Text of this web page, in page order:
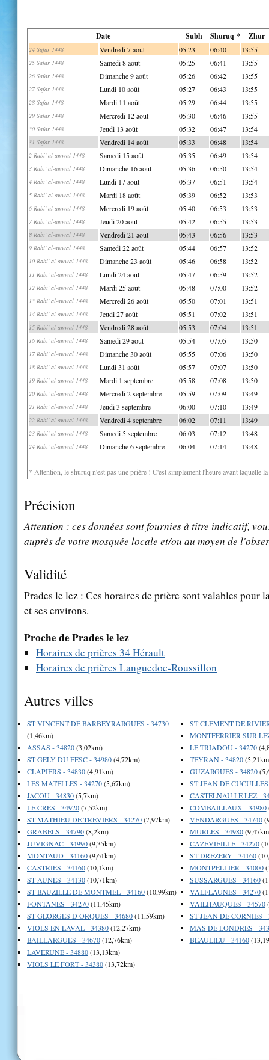
Date Subh Shuruq * Zhur
24 Safar 1448 Vendredi 7 août 05:23 06:40 13:55
25 Safar 1448 Samedi 8 août 05:25 06:41 13:55
26 Safar 1448 Dimanche 9 août 05:26 06:42 13:55
27 Safar 1448 Lundi 10 août 05:27 06:43 13:55
28 Safar 1448 Mardi 11 août 05:29 06:44 13:55
29 Safar 1448 Mercredi 12 août 05:30 06:46 13:55
30 Safar 1448 Jeudi 13 août 05:32 06:47 13:54
31 Safar 1448 Vendredi 14 août 05:33 06:48 13:54
2 Rabi' al-awwal 1448 Samedi 15 août 05:35 06:49 13:54
3 Rabi' al-awwal 1448 Dimanche 16 août 05:36 06:50 13:54
4 Rabi' al-awwal 1448 Lundi 17 août 05:37 06:51 13:54
5 Rabi' al-awwal 1448 Mardi 18 août 05:39 06:52 13:53
6 Rabi' al-awwal 1448 Mercredi 19 août 05:40 06:53 13:53
7 Rabi' al-awwal 1448 Jeudi 20 août 05:42 06:55 13:53
8 Rabi' al-awwal 1448 Vendredi 21 août 05:43 06:56 13:53
9 Rabi' al-awwal 1448 Samedi 22 août 05:44 06:57 13:52
10 Rabi' al-awwal 1448 Dimanche 23 août 05:46 06:58 13:52
11 Rabi' al-awwal 1448 Lundi 24 août 05:47 06:59 13:52
12 Rabi' al-awwal 1448 Mardi 25 août 05:48 07:00 13:52
13 Rabi' al-awwal 1448 Mercredi 26 août 05:50 07:01 13:51
14 Rabi' al-awwal 1448 Jeudi 27 août 05:51 07:02 13:51
15 Rabi' al-awwal 1448 Vendredi 28 août 05:53 07:04 13:51
16 Rabi' al-awwal 1448 Samedi 29 août 05:54 07:05 13:50
17 Rabi' al-awwal 1448 Dimanche 30 août 05:55 07:06 13:50
18 Rabi' al-awwal 1448 Lundi 31 août 05:57 07:07 13:50
19 Rabi' al-awwal 1448 Mardi 1 septembre 05:58 07:08 13:50
20 Rabi' al-awwal 1448 Mercredi 2 septembre 05:59 07:09 13:49
21 Rabi' al-awwal 1448 Jeudi 3 septembre 06:00 07:10 13:49
22 Rabi' al-awwal 1448 Vendredi 4 septembre 06:02 07:11 13:49
23 Rabi' al-awwal 1448 Samedi 5 septembre 06:03 07:12 13:48
24 Rabi' al-awwal 1448 Dimanche 6 septembre 06:04 07:14 13:48
* Attention, le shuruq n'est pas une prière ! C'est simplement l'heure avant laquelle
Précision
Attention : ces données sont fournies à titre indicatif,
auprès de votre mosquée locale et/ou au moyen de
Validité
Prades le lez : Ces horaires de prière sont valables pour
et ses environs.
Proche de Prades le lez
Horaires de prières 34 Hérault
Horaires de prières Languedoc-Roussillon
Autres villes
ST VINCENT DE BARBEYRARGUES - 34730
(1,46km)
ASSAS - 34820(3,02km)
ST GELY DU FESC - 34980(4,72km)
CLAPIERS - 34830(4,91km)
LES MATELLES - 34270(5,67km)
JACOU - 34830(5,7km)
LE CRES - 34920(7,52km)
ST MATHIEU DE TREVIERS - 34270(7,97km)
GRABELS - 34790(8,2km)
JUVIGNAC - 34990(9,35km)
MONTAUD - 34160(9,61km)
CASTRIES - 34160(10,1km)
ST AUNES - 34130(10,71km)
ST BAUZILLE DE MONTMEL - 34160(10,99km)
FONTANES - 34270(11,45km)
ST GEORGES D ORQUES - 34680(11,59km)
VIOLS EN LAVAL - 34380(12,27km)
BAILLARGUES - 34670(12,76km)
LAVERUNE - 34880(13,13km)
VIOLS LE FORT - 34380(13,72km)
ST CLEMENT DE
MONTFERRIER SUR
LE TRIADOU - 34270
TEYRAN - 34820
GUZARGUES - 34820
ST JEAN DE
CASTELNAU LE LEZ -
COMBAILLAUX - 34980
VENDARGUES - 34740
MURLES - 34980
CAZEVIEILLE - 34270
ST DREZERY - 34160
MONTPELLIER - 34000
SUSSARGUES - 34160
VALFLAUNES - 34270
VAILHAUQUES - 34570
ST JEAN DE CORNIES -
MAS DE LONDRES -
BEAULIEU - 34160